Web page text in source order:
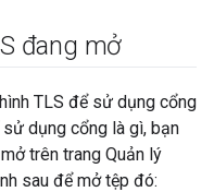
đang mở
TLS để sử dụng cổng
dụng cổng là gì, bạn
trên trang Quản lý
sau để mở tệp đó: